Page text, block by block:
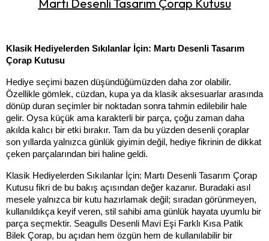
Martı Desenli Tasarım Çorap Kutusu
Klasik Hediyelerden Sıkılanlar İçin: Martı Desenli Tasarım
Çorap Kutusu
Hediye seçimi bazen düşündüğümüzden daha zor olabilir.
Özellikle gömlek, cüzdan, kupa ya da klasik aksesuarlar arasında
dönüp duran seçimler bir noktadan sonra tahmin edilebilir hale
gelir. Oysa küçük ama karakterli bir parça, çoğu zaman daha
akılda kalıcı bir etki bırakır. Tam da bu yüzden desenli çoraplar
son yıllarda yalnızca günlük giyimin değil, hediye fikrinin de dikkat
çeken parçalarından biri haline geldi.
Klasik Hediyelerden Sıkılanlar İçin: Martı Desenli Tasarım Çorap
Kutusu fikri de bu bakış açısından değer kazanır. Buradaki asıl
mesele yalnızca bir kutu hazırlamak değil; sıradan görünmeyen,
kullanıldıkça keyif veren, stil sahibi ama günlük hayata uyumlu bir
parça seçmektir. Seagulls Desenli Mavi Eşi Farklı Kısa Patik
Bilek Çorap, bu açıdan hem özgün hem de kullanılabilir bir